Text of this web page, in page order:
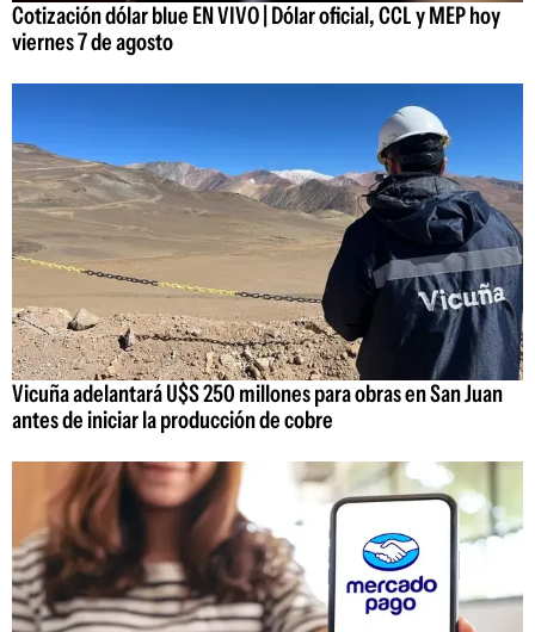
Cotización dólar blue EN VIVO | Dólar oficial, CCL y MEP hoy
viernes 7 de agosto
Vicuña adelantará U$S 250 millones para obras en San Juan
antes de iniciar la producción de cobre